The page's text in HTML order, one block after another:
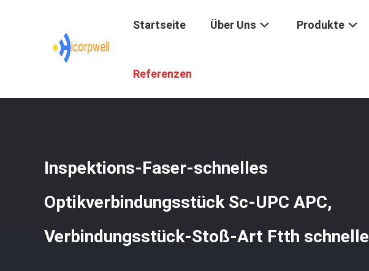
Startseite Über Uns Produkte
Referenzen
Inspektions-Faser-schnelles
Optikverbindungsstück Sc-UPC APC,
Verbindungsstück-Stoß-Art Ftth schnelle